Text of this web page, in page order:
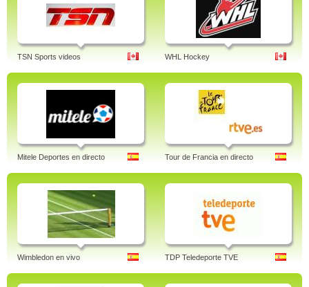
TSN Sports videos WHL Hockey
Mitele Deportes en directo Tour de Francia en directo
Wimbledon en vivo TDP Teledeporte TVE